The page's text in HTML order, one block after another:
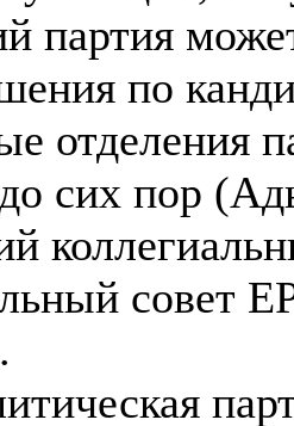
партия
по
отделения
сих пор
совет